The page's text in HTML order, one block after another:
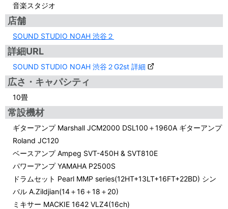
音楽スタジオ
店舗
SOUND STUDIO NOAH 渋谷２
詳細URL
SOUND STUDIO NOAH 渋谷２G2st 詳細
広さ・キャパシティ
10畳
常設機材
ギターアンプ Marshall JCM2000 DSL100＋1960A ギターアンプ
Roland JC120
ベースアンプ Ampeg SVT-450H & SVT810E
パワーアンプ YAMAHA P2500S
ドラムセット Pearl MMP series(12HT+13LT+16FT+22BD) シン
バル A.Zildjian(14＋16＋18＋20)
ミキサー MACKIE 1642 VLZ4(16ch)